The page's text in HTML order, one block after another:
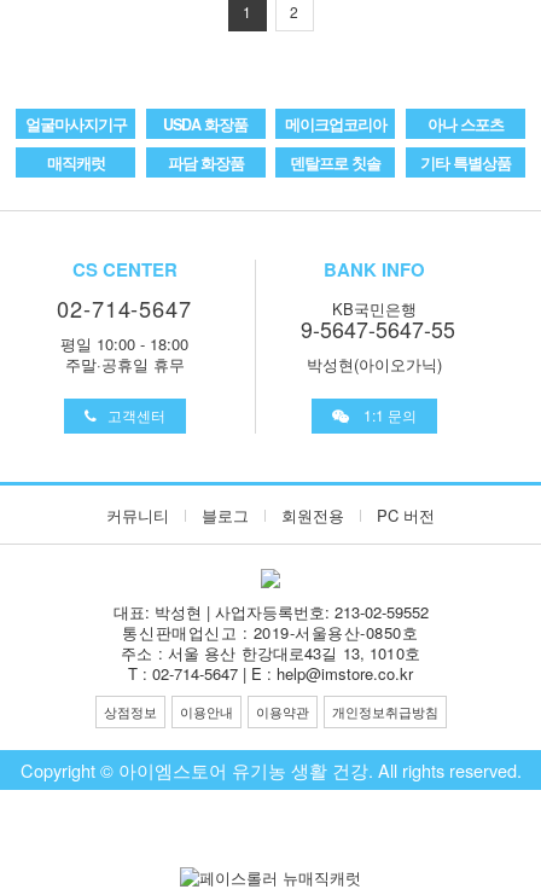
1 2
얼굴마사지기구 USDA 화장품 메이크업코리아
아나 스포츠
매직캐럿
파담 화장품 덴탈프로 칫솔 기타 특별상품
CS CENTER
02-714-5647
평일 10:00 - 18:00
주말·공휴일 휴무
고객센터
BANK INFO
KB국민은행
9-5647-5647-55
박성현(아이오가닉)
1:1 문의
커뮤니티 블로그 회원전용 PC 버전
대표: 박성현 | 사업자등록번호: 213-02-59552
통신판매업신고 : 2019-서울용산-0850호
주소 : 서울 용산 한강대로43길 13, 1010호
T : 02-714-5647 | E : help@imstore.co.kr
상점정보 이용안내 이용약관 개인정보취급방침
Copyright © 아이엠스토어 유기농 생활 건강. All rights reserved.